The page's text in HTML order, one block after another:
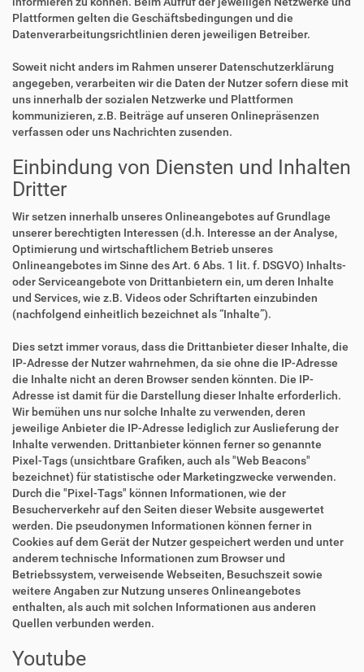
Plattformen gelten die Geschäftsbedingungen und die
Datenverarbeitungsrichtlinien deren jeweiligen Betreiber.
Soweit nicht anders im Rahmen unserer Datenschutzerklärung
angegeben, verarbeiten wir die Daten der Nutzer sofern diese mit
uns innerhalb der sozialen Netzwerke und Plattformen
kommunizieren, z.B. Beiträge auf unseren Onlinepräsenzen
verfassen oder uns Nachrichten zusenden.
Einbindung von Diensten und Inhalten
Dritter
Wir setzen innerhalb unseres Onlineangebotes auf Grundlage
unserer berechtigten Interessen (d.h. Interesse an der Analyse,
Optimierung und wirtschaftlichem Betrieb unseres
Onlineangebotes im Sinne des Art. 6 Abs. 1 lit. f. DSGVO) Inhalts-
oder Serviceangebote von Drittanbietern ein, um deren Inhalte
und Services, wie z.B. Videos oder Schriftarten einzubinden
(nachfolgend einheitlich bezeichnet als “Inhalte”).
Dies setzt immer voraus, dass die Drittanbieter dieser Inhalte, die
IP-Adresse der Nutzer wahrnehmen, da sie ohne die IP-Adresse
die Inhalte nicht an deren Browser senden könnten. Die IP-
Adresse ist damit für die Darstellung dieser Inhalte erforderlich.
Wir bemühen uns nur solche Inhalte zu verwenden, deren
jeweilige Anbieter die IP-Adresse lediglich zur Auslieferung der
Inhalte verwenden. Drittanbieter können ferner so genannte
Pixel-Tags (unsichtbare Grafiken, auch als "Web Beacons"
bezeichnet) für statistische oder Marketingzwecke verwenden.
Durch die "Pixel-Tags" können Informationen, wie der
Besucherverkehr auf den Seiten dieser Website ausgewertet
werden. Die pseudonymen Informationen können ferner in
Cookies auf dem Gerät der Nutzer gespeichert werden und unter
anderem technische Informationen zum Browser und
Betriebssystem, verweisende Webseiten, Besuchszeit sowie
weitere Angaben zur Nutzung unseres Onlineangebotes
enthalten, als auch mit solchen Informationen aus anderen
Quellen verbunden werden.
Youtube